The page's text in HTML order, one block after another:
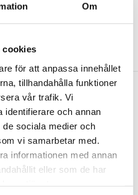
Om
cookies
för att anpassa innehållet
tillhandahålla funktioner
vår trafik. Vi
identifierare och annan
sociala medier och
vi samarbetar med.
informationen med annan
eller som de har